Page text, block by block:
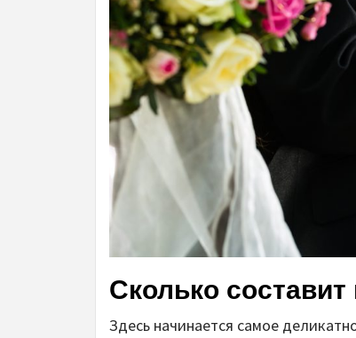
Сколько
Здесь начинается самое